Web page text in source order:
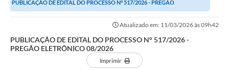
PUBLICAÇÃO DE EDITAL DO PROCESSO N° 517/2026 - PREGÃO
Atualizado em: 11/03/2026 às 09h42
PUBLICAÇÃO DE EDITAL DO PROCESSO N° 517/2026 -
PREGÃO ELETRÔNICO 08/2026
Imprimir